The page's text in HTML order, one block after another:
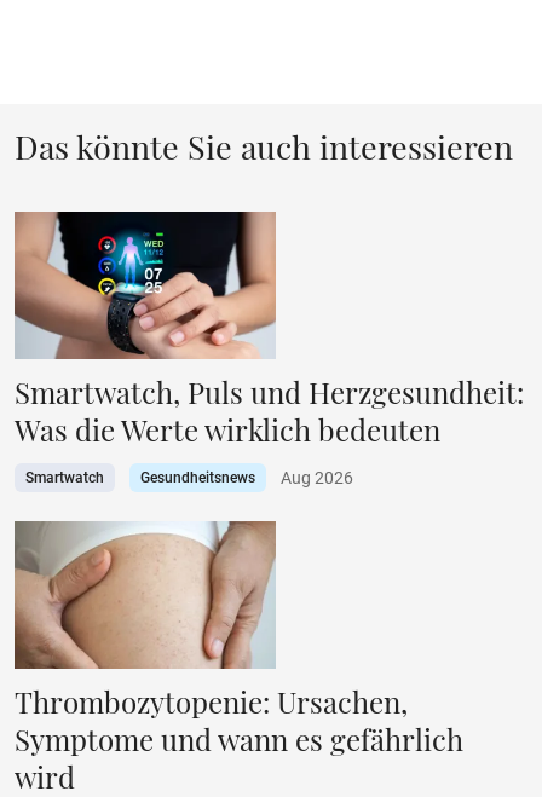
Das könnte Sie auch interessieren
Smartwatch, Puls und Herzgesundheit:
Was die Werte wirklich bedeuten
Smartwatch Gesundheitsnews Aug 2026
Thrombozytopenie: Ursachen,
Symptome und wann es gefährlich
wird